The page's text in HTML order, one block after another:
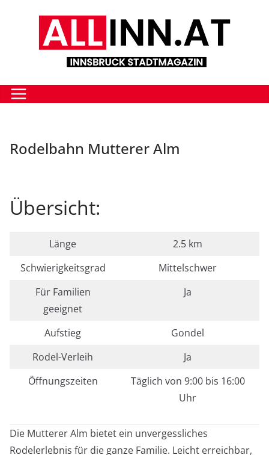
Rodelbahn Mutterer Alm
Übersicht:
Länge
2.5 km
Schwierigkeitsgrad
Mittelschwer
Für Familien
geeignet
Ja
Aufstieg
Gondel
Rodel-Verleih
Ja
Öffnungszeiten
Täglich von 9:00 bis 16:00
Uhr
Die Mutterer Alm bietet ein unvergessliches
Rodelerlebnis für die ganze Familie. Leicht erreichbar,